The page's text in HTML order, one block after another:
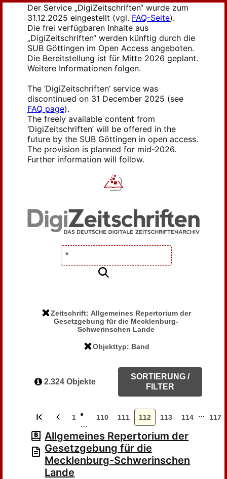
Der Service „DigiZeitschriften“ wurde zum
31.12.2025 eingestellt (vgl. FAQ-Seite).
Die frei verfügbaren Inhalte aus
„DigiZeitschriften“ werden künftig durch die
SUB Göttingen im Open Access angeboten.
Die Bereitstellung ist für Mitte 2026 geplant.
Weitere Informationen folgen.
The ‘DigiZeitschriften’ service was
discontinued on 31 December 2025 (see
FAQ page).
The freely available content from
‘DigiZeitschriften’ will be offered in the
future by the SUB Göttingen in open access.
The provision is planned for mid-2026.
Further information will follow.
Zeitschrift: Allgemeines Repertorium der
Gesetzgebung für die Mecklenburg-
Schwerinschen Lande
Objekttyp: Band
2.324 Objekte
SORTIERUNG /
FILTER
1
…
110 111 112 113 114 … 117
Allgemeines Repertorium der
Gesetzgebung für die
Mecklenburg-Schwerinschen
Lande